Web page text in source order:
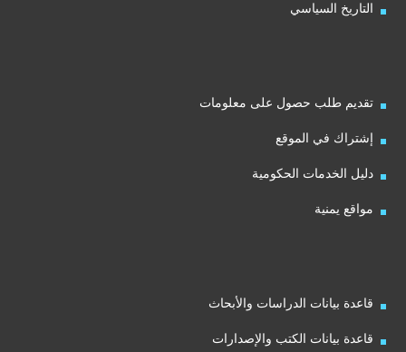
التاريخ السياسي
تقديم طلب حصول على معلومات
إشتراك في الموقع
دليل الخدمات الحكومية
مواقع يمنية
قاعدة بيانات الدراسات والأبحاث
قاعدة بيانات الكتب والإصدارات